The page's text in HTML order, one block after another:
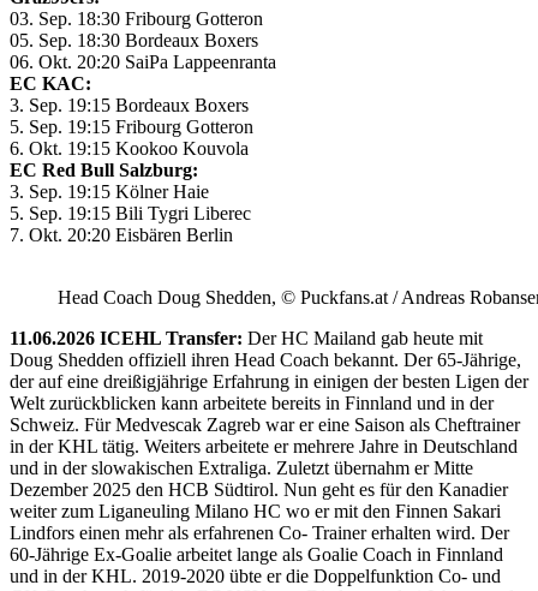
03. Sep. 18:30 Fribourg Gotteron
05. Sep. 18:30 Bordeaux Boxers
06. Okt. 20:20 SaiPa Lappeenranta
EC KAC:
3. Sep. 19:15 Bordeaux Boxers
5. Sep. 19:15 Fribourg Gotteron
6. Okt. 19:15 Kookoo Kouvola
EC Red Bull Salzburg:
3. Sep. 19:15 Kölner Haie
5. Sep. 19:15 Bili Tygri Liberec
7. Okt. 20:20 Eisbären Berlin
Head Coach Doug Shedden, © Puckfans.at / Andreas
11.06.2026 ICEHL Transfer: Der HC Mailand gab heute mit
Doug Shedden offiziell ihren Head Coach bekannt. Der 65-Jährige,
der auf eine dreißigjährige Erfahrung in einigen der besten Ligen der
Welt zurückblicken kann arbeitete bereits in Finnland und in der
Schweiz. Für Medvescak Zagreb war er eine Saison als Cheftrainer
in der KHL tätig. Weiters arbeitete er mehrere Jahre in Deutschland
und in der slowakischen Extraliga. Zuletzt übernahm er Mitte
Dezember 2025 den HCB Südtirol. Nun geht es für den Kanadier
weiter zum Liganeuling Milano HC wo er mit den Finnen Sakari
Lindfors einen mehr als erfahrenen Co- Trainer erhalten wird. Der
60-Jährige Ex-Goalie arbeitet lange als Goalie Coach in Finnland
und in der KHL. 2019-2020 übte er die Doppelfunktion Co- und